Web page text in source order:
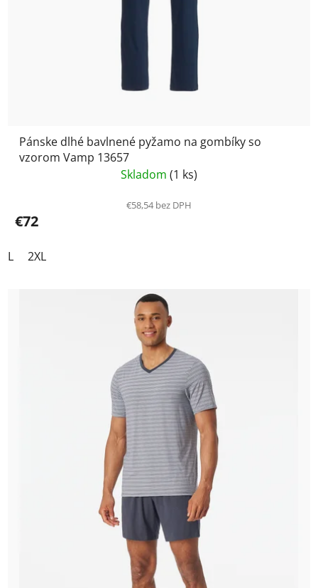
Pánske dlhé bavlnené pyžamo na gombíky so
vzorom Vamp 13657
Skladom (1 ks)
€58,54 bez DPH
€72
L 2XL